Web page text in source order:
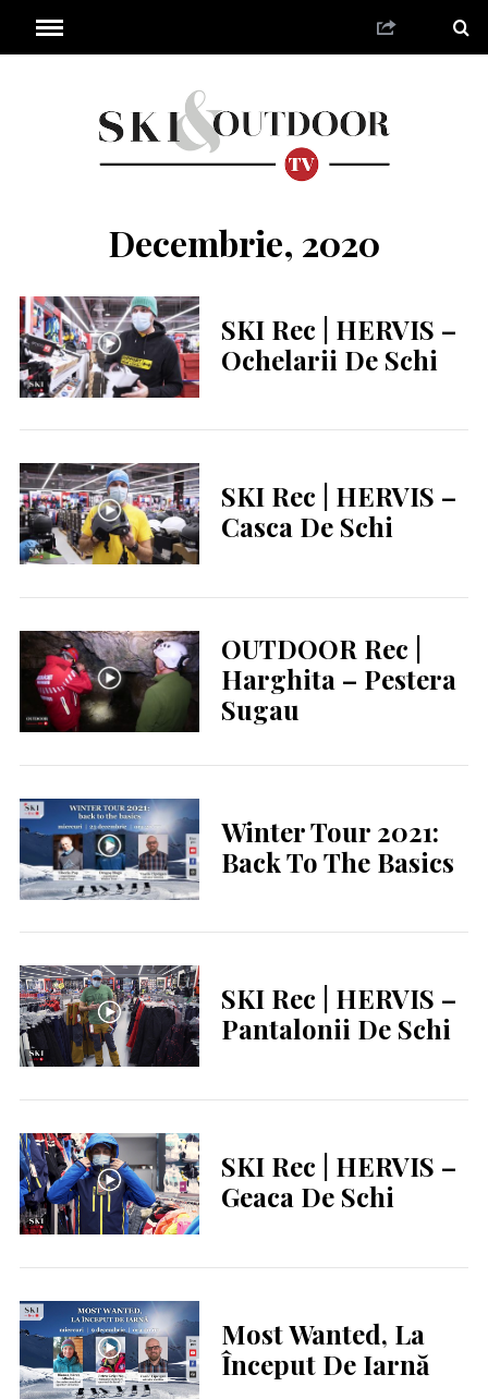
Decembrie, 2020
SKI Rec | HERVIS –
Ochelarii De Schi
SKI Rec | HERVIS –
Casca De Schi
OUTDOOR Rec |
Harghita – Pestera
Sugau
Winter Tour 2021:
Back To The Basics
SKI Rec | HERVIS –
Pantalonii De Schi
SKI Rec | HERVIS –
Geaca De Schi
Most Wanted, La
Început De Iarnă